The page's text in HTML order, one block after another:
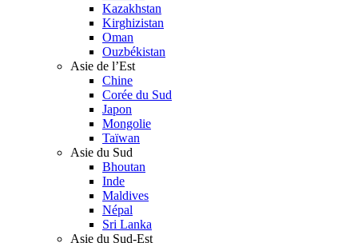
Kazakhstan
Kirghizistan
Oman
Ouzbékistan
Asie de l’Est
Chine
Corée du Sud
Japon
Mongolie
Taïwan
Asie du Sud
Bhoutan
Inde
Maldives
Népal
Sri Lanka
Asie du Sud-Est